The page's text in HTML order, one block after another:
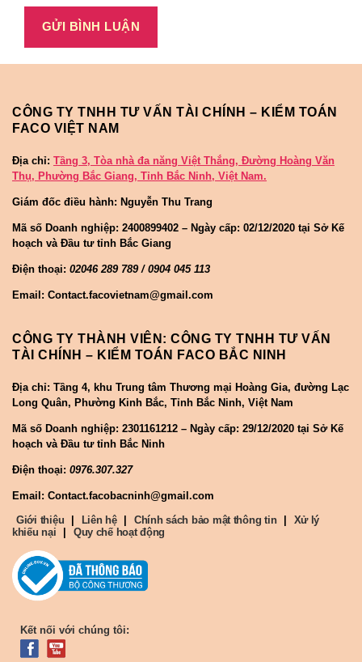
CÔNG TY TNHH TƯ VẤN TÀI CHÍNH – KIỂM TOÁN
FACO VIỆT NAM
Địa chỉ: Tầng 3, Tòa nhà đa năng Việt Thắng, Đường Hoàng Văn
Thụ, Phường Bắc Giang, Tỉnh Bắc Ninh, Việt Nam.
Giám đốc điều hành: Nguyễn Thu Trang
Mã số Doanh nghiệp: 2400899402 – Ngày cấp: 02/12/2020 tại Sở Kế
hoạch và Đầu tư tỉnh Bắc Giang
Điện thoại: 02046 289 789 / 0904 045 113
Email: Contact.facovietnam@gmail.com
CÔNG TY THÀNH VIÊN: CÔNG TY TNHH TƯ VẤN
TÀI CHÍNH – KIỂM TOÁN FACO BẮC NINH
Địa chỉ: Tầng 4, khu Trung tâm Thương mại Hoàng Gia, đường Lạc
Long Quân, Phường Kinh Bắc, Tỉnh Bắc Ninh, Việt Nam
Mã số Doanh nghiệp: 2301161212 – Ngày cấp: 29/12/2020 tại Sở Kế
hoạch và Đầu tư tỉnh Bắc Ninh
Điện thoại: 0976.307.327
Email: Contact.facobacninh@gmail.com
Giới thiệu
Liên hệ Chính sách bảo mật thông tin
Xử lý
khiếu nại
Quy chế hoạt động
Kết nối với chúng tôi: